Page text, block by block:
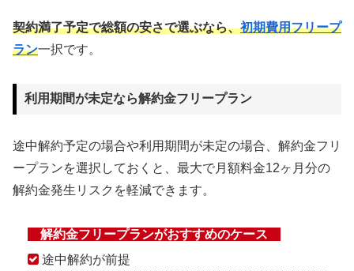
契約満了予定で総額の安さで選ぶなら、初期費用フリープ
ラン一択です。
利用期間が未定なら解約金フリープラン
途中解約予定の場合や利用期間が未定の場合、解約金フリ
ープランを選択しておくと、最大で月額料金12ヶ月分の
解約金発生リスクを軽減できます。
解約金フリープランがおすすめのケース
途中解約が前提